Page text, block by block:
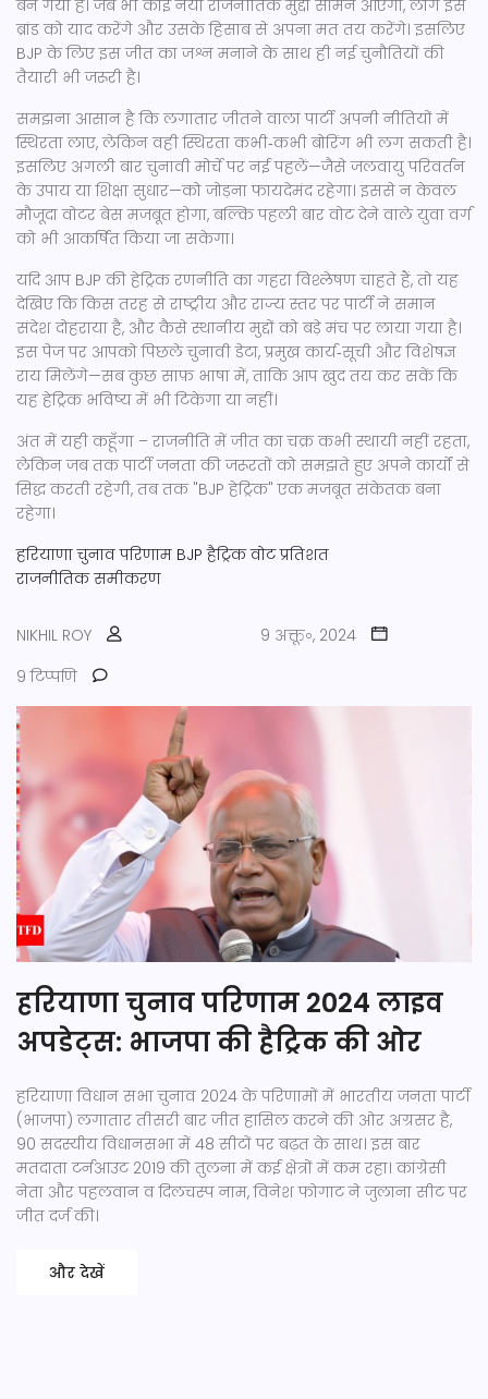
बन गया है। जब भी कोई नया राजनीतिक मुद्दा सामने आएगा, लोग इस
ब्रांड को याद करेंगे और उसके हिसाब से अपना मत तय करेंगे। इसलिए
BJP के लिए इस जीत का जश्न मनाने के साथ ही नई चुनौतियों की
तैयारी भी जरूरी है।
समझना आसान है कि लगातार जीतने वाला पार्टी अपनी नीतियों में
स्थिरता लाए, लेकिन वही स्थिरता कभी‑कभी बोरिंग भी लग सकती है।
इसलिए अगली बार चुनावी मोर्चे पर नई पहलें—जैसे जलवायु परिवर्तन
के उपाय या शिक्षा सुधार—को जोड़ना फायदेमंद रहेगा। इससे न केवल
मौजूदा वोटर बेस मजबूत होगा, बल्कि पहली बार वोट देने वाले युवा वर्ग
को भी आकर्षित किया जा सकेगा।
यदि आप BJP की हेट्रिक रणनीति का गहरा विश्लेषण चाहते हैं, तो यह
देखिए कि किस तरह से राष्ट्रीय और राज्य स्तर पर पार्टी ने समान
संदेश दोहराया है, और कैसे स्थानीय मुद्दों को बड़े मंच पर लाया गया है।
इस पेज पर आपको पिछले चुनावी डेटा, प्रमुख कार्य‑सूची और विशेषज्ञ
राय मिलेंगे—सब कुछ साफ़ भाषा में, ताकि आप खुद तय कर सकें कि
यह हेट्रिक भविष्य में भी टिकेगा या नहीं।
अंत में यही कहूँगा – राजनीति में जीत का चक्र कभी स्थायी नहीं रहता,
लेकिन जब तक पार्टी जनता की जरूरतों को समझते हुए अपने कार्यों से
सिद्ध करती रहेगी, तब तक "BJP हेट्रिक" एक मजबूत संकेतक बना
रहेगा।
हरियाणा चुनाव परिणाम BJP हैट्रिक वोट प्रतिशत
राजनीतिक समीकरण
NIKHIL ROY
9 अक्तू॰, 2024
9 टिप्पणि
हरियाणा चुनाव परिणाम 2024 लाइव
अपडेट्स: भाजपा की हैट्रिक की ओर
हरियाणा विधान सभा चुनाव 2024 के परिणामों में भारतीय जनता पार्टी
(भाजपा) लगातार तीसरी बार जीत हासिल करने की ओर अग्रसर है,
90 सदस्यीय विधानसभा में 48 सीटों पर बढ़त के साथ। इस बार
मतदाता टर्नआउट 2019 की तुलना में कई क्षेत्रों में कम रहा। कांग्रेसी
नेता और पहलवान व दिलचस्प नाम, विनेश फोगाट ने जुलाना सीट पर
जीत दर्ज की।
और देखें